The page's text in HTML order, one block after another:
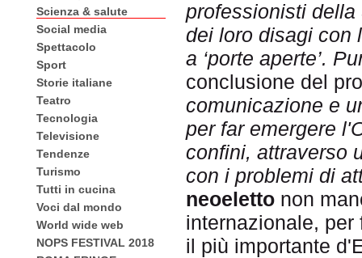
Scienza & salute
Social media
Spettacolo
Sport
Storie italiane
Teatro
Tecnologia
Televisione
Tendenze
Turismo
Tutti in cucina
Voci dal mondo
World wide web
NOPS FESTIVAL 2018
professionisti
dei loro disagi con
a ‘porte aperte’.
conclusione del
comunicazione e
per far emergere
confini, attraverso
con i problemi di
neoeletto non
internazionale,
il più importante